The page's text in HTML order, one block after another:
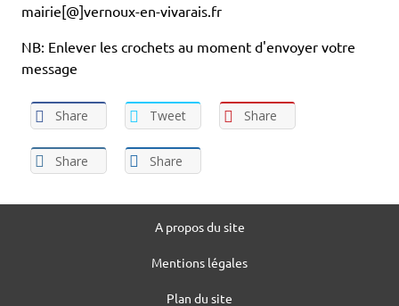
mairie[@]vernoux-en-vivarais.fr
NB: Enlever les crochets au moment d'envoyer votre
message
Share Tweet Share
Share Share
A propos du site
Mentions légales
Plan du site